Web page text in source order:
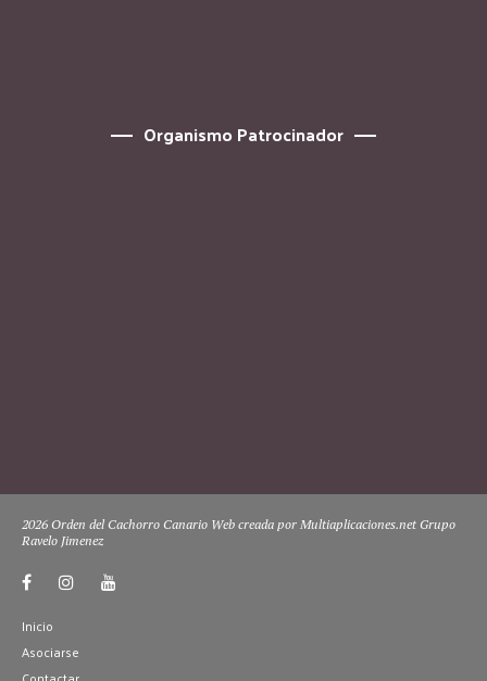
Organismo Patrocinador
2026 Orden del Cachorro Canario Web creada por Multiaplicaciones.net Grupo
Ravelo Jimenez
Inicio
Asociarse